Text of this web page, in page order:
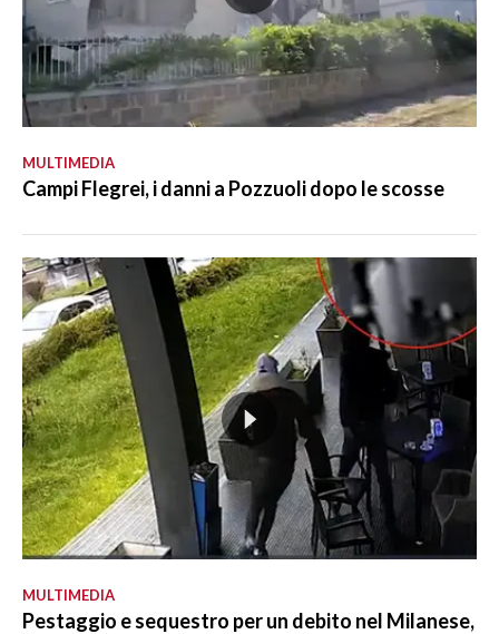
MULTIMEDIA
Campi Flegrei, i danni a Pozzuoli dopo le scosse
MULTIMEDIA
Pestaggio e sequestro per un debito nel Milanese,